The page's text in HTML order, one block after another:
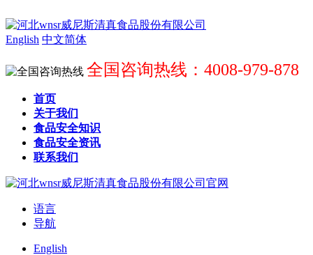
English 中文简体
全国咨询热线：4008-979-878
首页
关于我们
食品安全知识
食品安全资讯
联系我们
语言
导航
English